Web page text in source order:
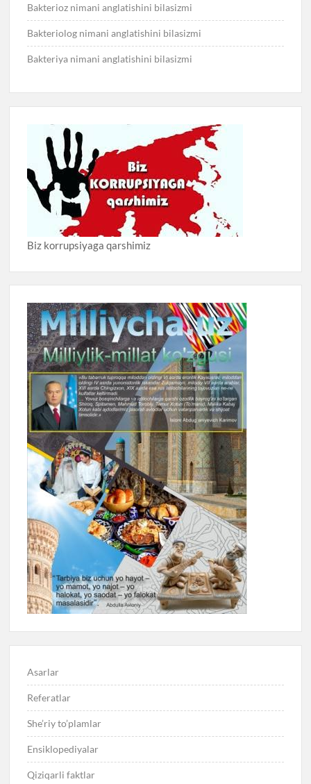
Bakterioz nimani anglatishini bilasizmi
Bakteriolog nimani anglatishini bilasizmi
Bakteriya nimani anglatishini bilasizmi
Biz korrupsiyaga qarshimiz
Asarlar
Referatlar
She’riy to’plamlar
Ensiklopediyalar
Qiziqarli faktlar